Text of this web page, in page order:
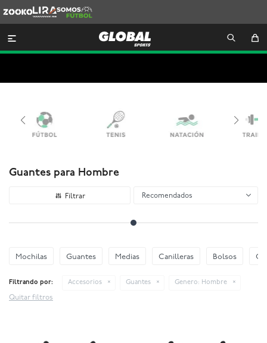
Lira
Somos
Futbol

Guantes para Hombre
Recomendados
Mochilas Guantes Medias Canilleras Bolsos
Filtrando por: Accesorios Guantes Genero: Hombre
Quitar filtros